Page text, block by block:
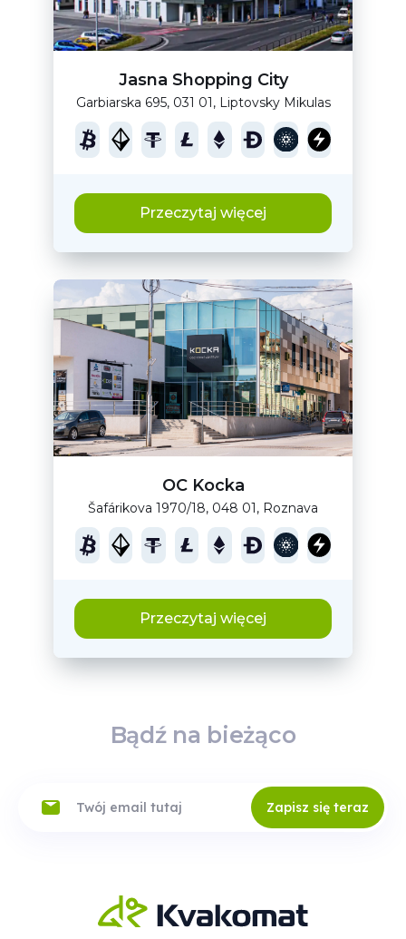
Jasna Shopping City
Garbiarska 695, 031 01, Liptovsky Mikulas
Przeczytaj więcej
OC Kocka
Šafárikova 1970/18, 048 01, Roznava
Przeczytaj więcej
Bądź na bieżąco
Zapisz się teraz